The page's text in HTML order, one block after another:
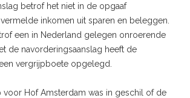
betrof het niet in de opgaaf
inkomen uit sparen en beleggen.
een in Nederland gelegen onroerende
de navorderingsaanslag heeft de
vergrijpboete opgelegd.
voor Hof Amsterdam was in geschil of de